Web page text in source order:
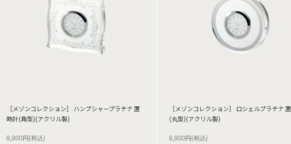
［メゾンコレクション］ ハンプシャープラチナ 置
時計(角型)(アクリル製)
8,800円(税込)
［メゾンコレクション］ ロシェルプラチナ
(丸型)(アクリル製)
8,800円(税込)